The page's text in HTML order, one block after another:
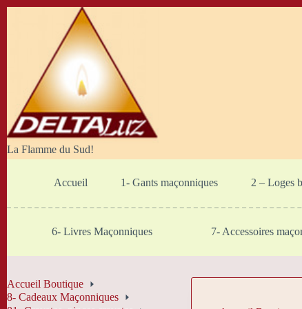
La Flamme du Sud!
Accueil 1- Gants maçonniques 2 – Loges
6- Livres Maçonniques 7- Accessoires
Accueil Boutique
8- Cadeaux Maçonniques